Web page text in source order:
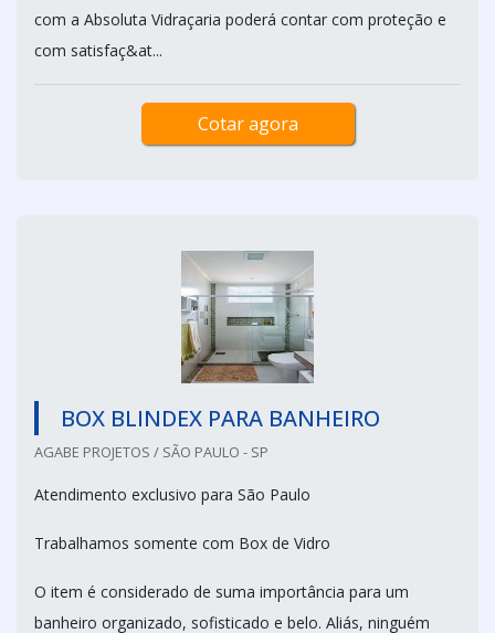
com a Absoluta Vidraçaria poderá contar com proteção e
com satisfaç&at...
Cotar agora
BOX BLINDEX PARA BANHEIRO
AGABE PROJETOS / SÃO PAULO - SP
Atendimento exclusivo para São Paulo
Trabalhamos somente com Box de Vidro
O item é considerado de suma importância para um
banheiro organizado, sofisticado e belo. Aliás, ninguém